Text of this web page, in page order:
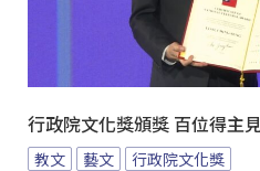
行政院文化獎頒獎 百位得主
教文 藝文 行政院文化獎